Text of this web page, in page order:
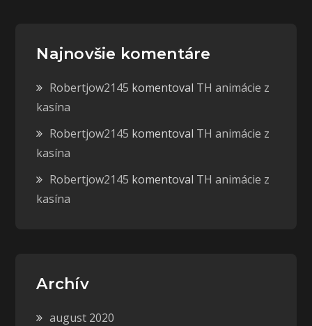
Najnovšie komentáre
Robertjow2145 komentoval TH animácie z
kasína
Robertjow2145 komentoval TH animácie z
kasína
Robertjow2145 komentoval TH animácie z
kasína
Archív
august 2020